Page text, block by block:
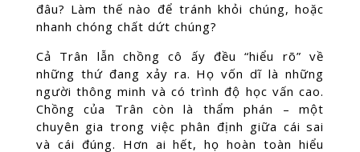
đâu? Làm thế nào để tránh khỏi chúng, hoặc
nhanh chóng chất dứt chúng?
Cả Trân lẫn chồng cô ấy đều “hiểu rõ” về
những thứ đang xảy ra. Họ vốn dĩ là những
người thông minh và có trình độ học vấn cao.
Chồng của Trân còn là thẩm phán – một
chuyên gia trong việc phân định giữa cái sai
và cái đúng. Hơn ai hết, họ hoàn toàn hiểu